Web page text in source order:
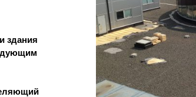
здания